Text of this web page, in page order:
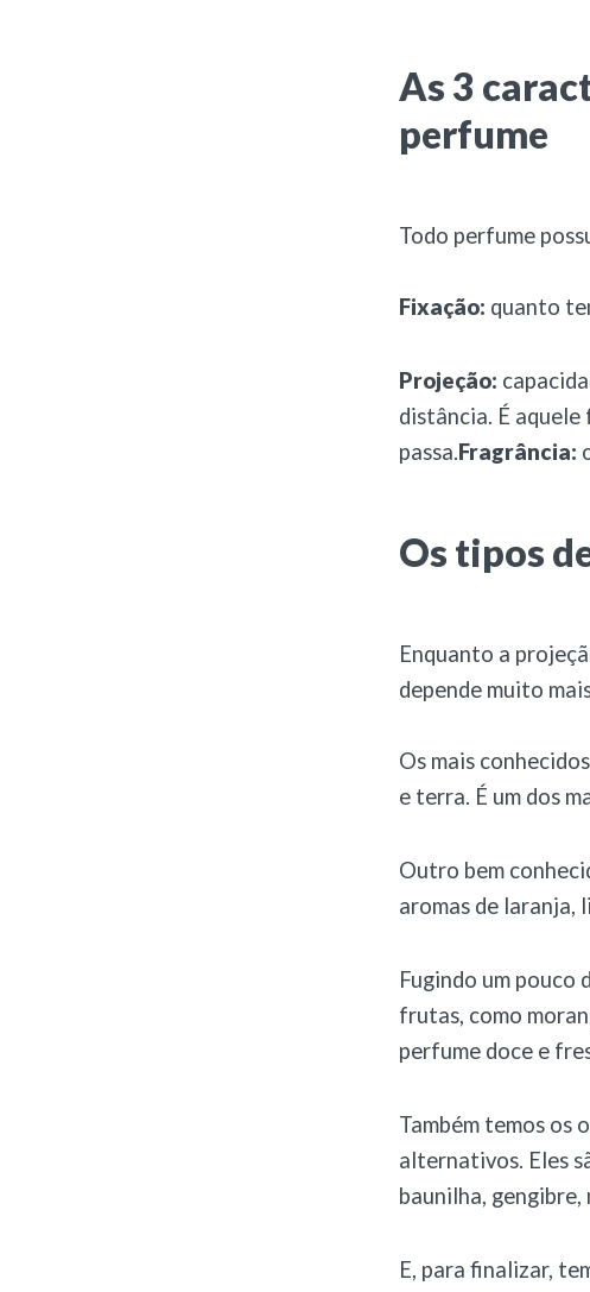
As 3
perfume
Todo perfume
Fixação: quanto
Projeção:
distância. É aquele
passa.Fragrância:
Os tipos
Enquanto a
depende muito
Os mais
e terra. É um dos
Outro bem
aromas de laranja,
Fugindo um pouco
frutas, como
perfume doce e
Também temos os
alternativos. Eles
baunilha, gengibre,
E, para finalizar,